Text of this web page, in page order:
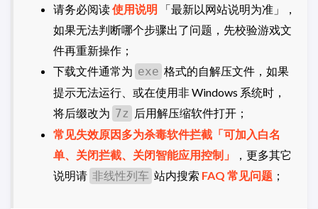
请务必阅读使用说明
「最新以网站说明为准」，
如果无法判断哪个步骤出了问题，先校验游戏文
件再重新操作；
下载文件通常为 exe 格式的自解压文件，如果
提示无法运行、或在使用非 Windows 系统时，
将后缀改为 7z 后用解压缩软件打开；
常见失效原因多为杀毒软件拦截「可加入白名
单、关闭拦截、关闭智能应用控制」
，更多其它
说明请 非线性列车 站内搜索 FAQ 常见问题 ；